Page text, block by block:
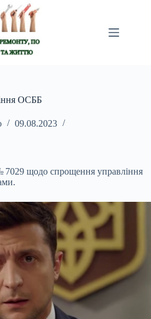
ОСББ
09.08.2023
7029 щодо спрощення управління